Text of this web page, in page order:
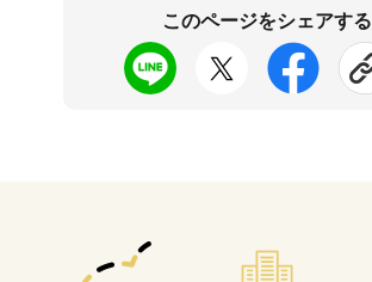
このページをシェアする